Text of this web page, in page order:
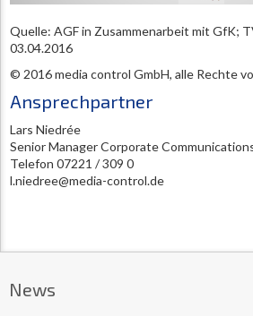
Quelle: AGF in Zusammenarbeit mit GfK;
03.04.2016
© 2016 media control GmbH, alle Rechte
Ansprechpartner
Lars Niedrée
Senior Manager Corporate
Telefon 07221 / 309 0
l.niedree@media-control.de
News